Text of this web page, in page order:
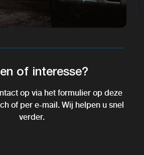
of interesse?
op via het formulier op deze
of per e-mail. Wij helpen u snel
verder.